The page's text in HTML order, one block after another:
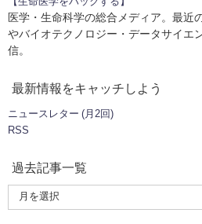
医学・生命科学の総合メディア。最近
やバイオテクノロジー・データサイエ
信。
最新情報をキャッチしよう
ニュースレター (月2回)
RSS
過去記事一覧